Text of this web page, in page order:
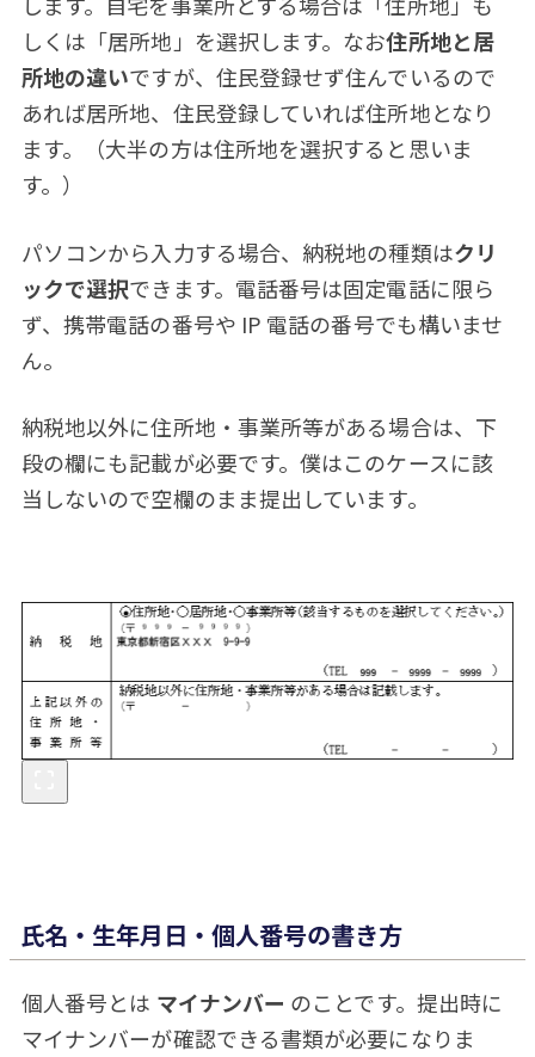
しくは「居所地」を選択します。なお住所地と居
所地の違いですが、住民登録せず住んでいるので
あれば居所地、住民登録していれば住所地となり
ます。（大半の方は住所地を選択すると思いま
す。）
パソコンから入力する場合、納税地の種類はクリ
ックで選択できます。電話番号は固定電話に限ら
ず、携帯電話の番号や IP 電話の番号でも構いませ
ん。
納税地以外に住所地・事業所等がある場合は、下
段の欄にも記載が必要です。僕はこのケースに該
当しないので空欄のまま提出しています。
氏名・生年月日・個人番号の書き方
個人番号とは マイナンバー のことです。提出時に
マイナンバーが確認できる書類が必要になりま